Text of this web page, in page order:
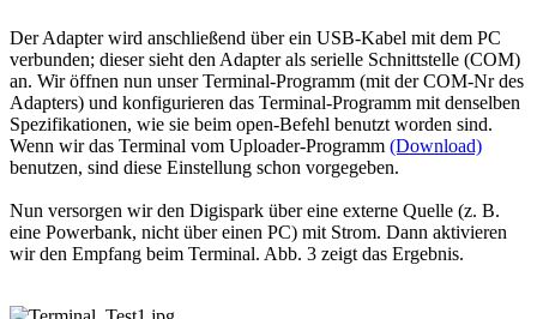
Der Adapter wird anschließend über ein USB-Kabel mit dem PC
verbunden; dieser sieht den Adapter als serielle Schnittstelle (COM)
an. Wir öffnen nun unser Terminal-Programm (mit der COM-Nr des
Adapters) und konfigurieren das Terminal-Programm mit denselben
Spezifikationen, wie sie beim open-Befehl benutzt worden sind.
Wenn wir das Terminal vom Uploader-Programm (Download)
benutzen, sind diese Einstellung schon vorgegeben.
Nun versorgen wir den Digispark über eine externe Quelle (z. B.
eine Powerbank, nicht über einen PC) mit Strom. Dann aktivieren
wir den Empfang beim Terminal. Abb. 3 zeigt das Ergebnis.